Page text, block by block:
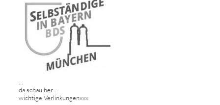
da schau her ...
wichtige Verlinkungenxxx